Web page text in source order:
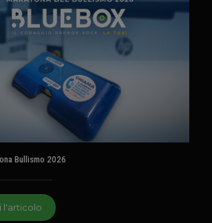
Bullismo 2026
l'articolo